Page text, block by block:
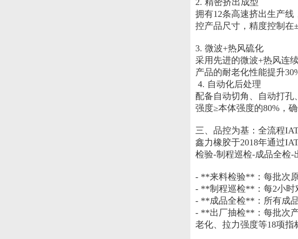
拥有12条高速挤出生产线
控产品尺寸，精度控制在
3. 微波+热风硫化
采用先进的微波+热风连
产品的耐老化性能提升
4. 自动化后处理
配备自动切角、自动打孔
强度≥本体强度的80%，
三、品控为基：全流程
鑫力橡胶于2018年通过
检验-制程巡检-成品全检-
- **来料检验**：每批次
- **制程巡检**：每2小时
- **成品全检**：所有成
- **出厂抽检**：每批次
老化、拉力强度等18项指